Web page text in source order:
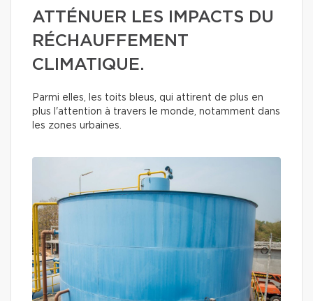
ATTÉNUER LES IMPACTS DU
RÉCHAUFFEMENT
CLIMATIQUE.
Parmi elles, les toits bleus, qui attirent de plus en
plus l'attention à travers le monde, notamment dans
les zones urbaines.